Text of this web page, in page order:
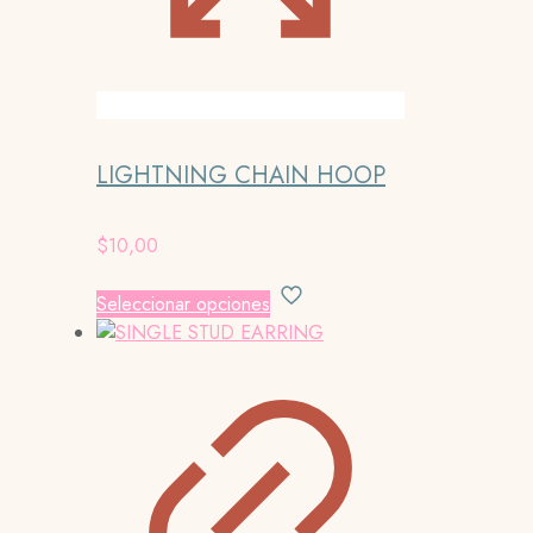
LIGHTNING CHAIN HOOP
$10,00
Seleccionar opciones Este
producto
tiene
variantes.
opciones
se
pueden